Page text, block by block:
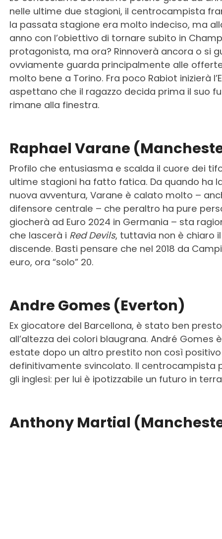
nelle ultime due stagioni, il centrocampista
la passata stagione era molto indeciso, ma
anno con l’obiettivo di tornare subito in
protagonista, ma ora? Rinnoverà ancora o si
ovviamente guarda principalmente alle
molto bene a Torino. Fra poco Rabiot inizierà
aspettano che il ragazzo decida prima il suo
rimane alla finestra.
Raphael Varane
Profilo che entusiasma e scalda il cuore dei
ultime stagioni ha fatto fatica. Da quando ha
nuova avventura, Varane è calato molto –
difensore centrale – che peraltro ha pure
giocherà ad Euro 2024 in Germania – sta
che lascerà i Red Devils, tuttavia non è chiaro
discende. Basti pensare che nel 2018 da
euro, ora “solo” 20.
Andre Gomes (Everton)
Ex giocatore del Barcellona, è stato ben
all’altezza dei colori blaugrana. André Gomes
estate dopo un altro prestito non così positivo
definitivamente svincolato. Il centrocampista
gli inglesi: per lui è ipotizzabile un futuro in
Anthony Martial